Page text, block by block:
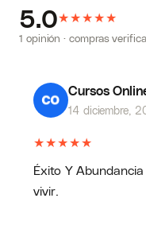
5.0★★★★★
1 opinión · compras
Cursos
14 diciembre,
★★★★★
Éxito Y
vivir.